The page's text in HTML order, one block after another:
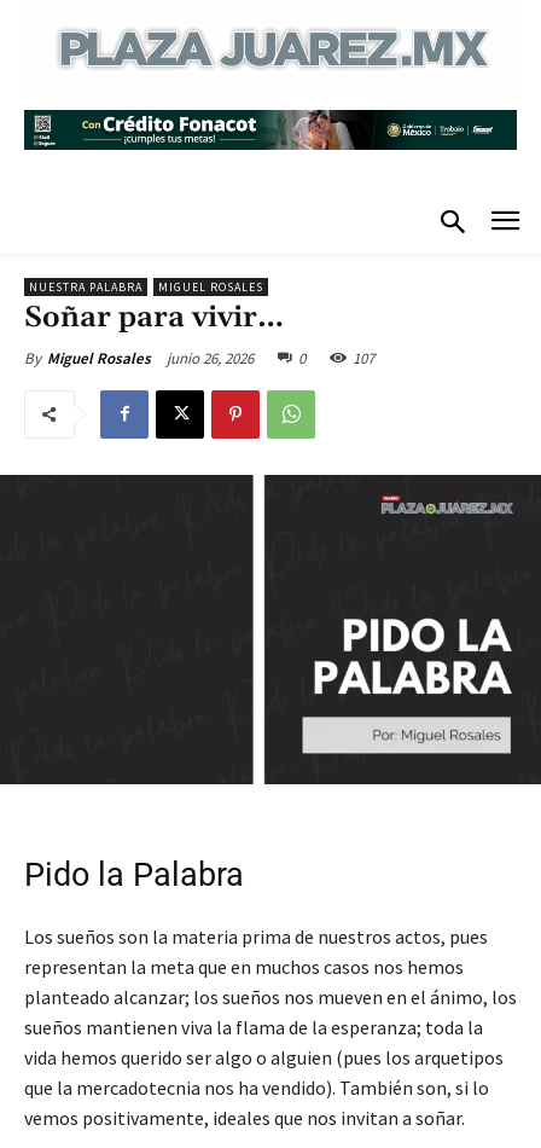
NUESTRA PALABRA MIGUEL ROSALES
Soñar para vivir…
By Miguel Rosales junio 26, 2026 0 107
Pido la Palabra
Los sueños son la materia prima de nuestros actos, pues
representan la meta que en muchos casos nos hemos
planteado alcanzar; los sueños nos mueven en el ánimo, los
sueños mantienen viva la flama de la esperanza; toda la
vida hemos querido ser algo o alguien (pues los arquetipos
que la mercadotecnia nos ha vendido). También son, si lo
vemos positivamente, ideales que nos invitan a soñar.